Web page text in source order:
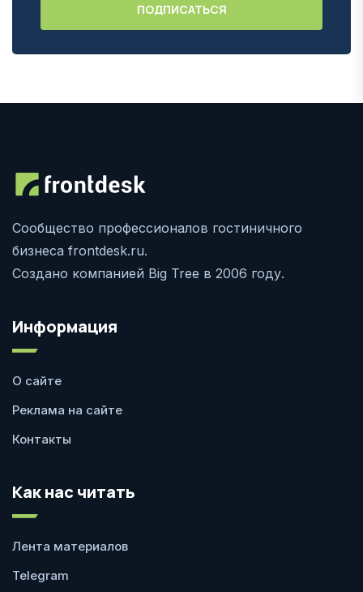
Сообщество профессионалов гостиничного
бизнеса frontdesk.ru.
Создано компанией Big Tree в 2006 году.
Информация
О сайте
Реклама на сайте
Контакты
Как нас читать
Лента материалов
Telegram